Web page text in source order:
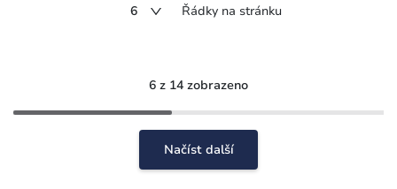
6 Řádky na stránku
6 z 14 zobrazeno
Načíst další